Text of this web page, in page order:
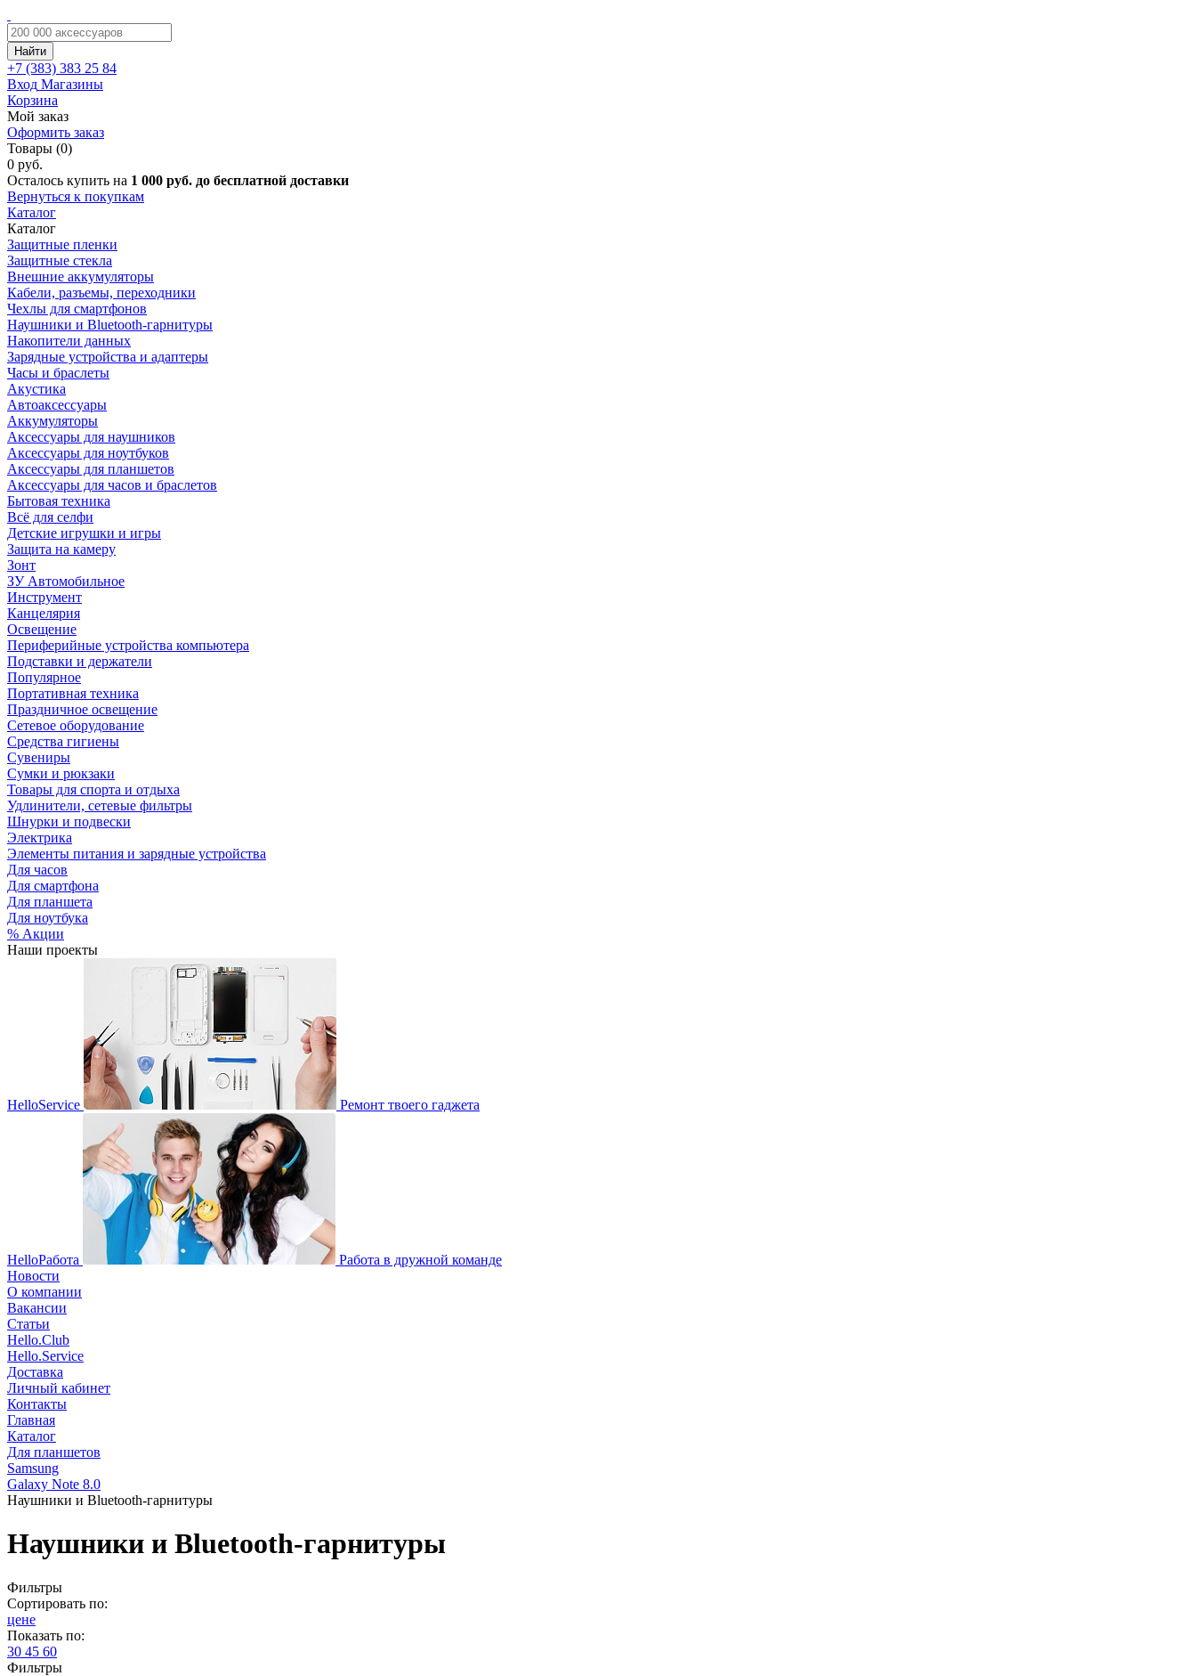
Найти
+7 (383) 383 25 84
Вход Магазины
Корзина
Мой заказ
Оформить заказ
Товары (0)
0 руб.
Осталось купить на 1 000 руб. до бесплатной доставки
Вернуться к покупкам
Каталог
Каталог
Защитные пленки
Защитные стекла
Внешние аккумуляторы
Кабели, разъемы, переходники
Чехлы для смартфонов
Наушники и Bluetooth-гарнитуры
Накопители данных
Зарядные устройства и адаптеры
Часы и браслеты
Акустика
Автоаксессуары
Аккумуляторы
Аксессуары для наушников
Аксессуары для ноутбуков
Аксессуары для планшетов
Аксессуары для часов и браслетов
Бытовая техника
Всё для селфи
Детские игрушки и игры
Защита на камеру
Зонт
ЗУ Автомобильное
Инструмент
Канцелярия
Освещение
Периферийные устройства компьютера
Подставки и держатели
Популярное
Портативная техника
Праздничное освещение
Сетевое оборудование
Средства гигиены
Сувениры
Сумки и рюкзаки
Товары для спорта и отдыха
Удлинители, сетевые фильтры
Шнурки и подвески
Электрика
Элементы питания и зарядные устройства
Для часов
Для смартфона
Для планшета
Для ноутбука
% Акции
Наши проекты
HelloService Ремонт твоего гаджета
HelloРабота
Работа в дружной команде
Новости
О компании
Вакансии
Статьи
Hello.Club
Hello.Service
Доставка
Личный кабинет
Контакты
Главная
Каталог
Для планшетов
Samsung
Galaxy Note 8.0
Наушники и Bluetooth-гарнитуры
Наушники и Bluetooth-гарнитуры
Фильтры
Сортировать по:
цене
Показать по:
30 45 60
Фильтры